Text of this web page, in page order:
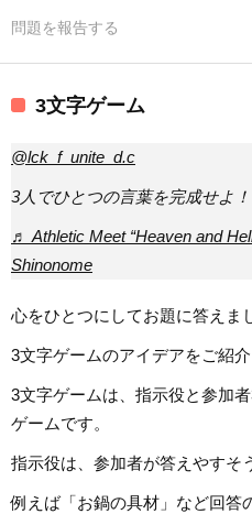
問題を報告する
3文字ゲーム
@lck_f_unite_d.c
3人でひとつの言葉を完成せよ！
♬ Athletic Meet “Heaven and
Shinonome
心をひとつにしてお題に答えま
3文字ゲームのアイデアをご紹介
3文字ゲームは、指示役と参加
ゲームです。
指示役は、参加者が答えやすそ
例えば「お鍋の具材」など回答